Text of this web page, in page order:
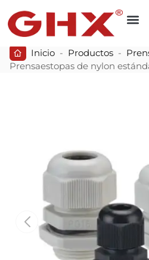
Inicio - Productos -
Prensaestopas de nylon